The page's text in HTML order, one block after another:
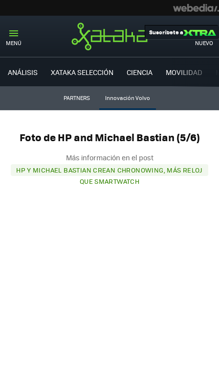
MENÚ NUEVO
Suscríbete a
ANÁLISIS XATAKA SELECCIÓN CIENCIA MOVILIDAD
PARTNERS Innovación Volvo
Foto de HP and Michael Bastian (5/6)
Más información en el post
HP Y MICHAEL BASTIAN CREAN CHRONOWING, MÁS RELOJ
QUE SMARTWATCH